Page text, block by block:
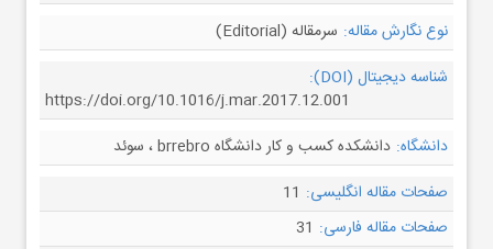
نوع نگارش مقاله: سرمقاله (Editorial)
شناسه دیجیتال (DOI):
https://doi.org/10.1016/j.mar.2017.12.001
دانشگاه: دانشکده کسب و کار دانشگاه brrebro ، سوئد
صفحات مقاله انگلیسی: 11
صفحات مقاله فارسی: 31